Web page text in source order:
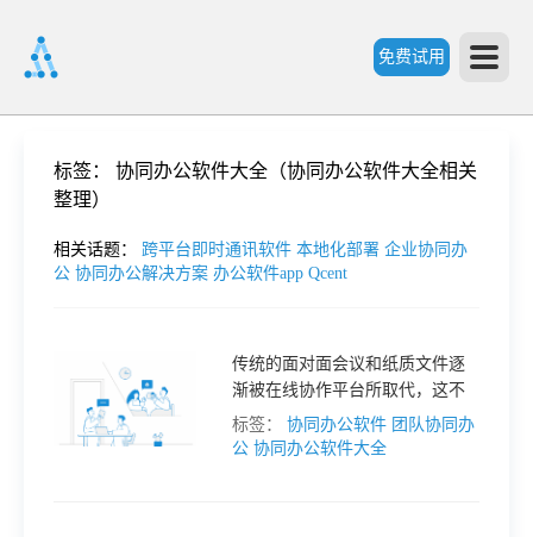
免费试用
标签：
协同办公软件大全（协同办公软件大全相关
整理）
相关话题： 跨平台即时通讯软件 本地化部署 企业协同办
公 协同办公解决方案 办公软件app Qcent
传统的面对面会议和纸质文件逐
渐被在线协作平台所取代，这不
仅提高了工作效率，还促进了团
队成员之间的沟通与协作。
标签： 协同办公软件 团队协同办
公 协同办公软件大全